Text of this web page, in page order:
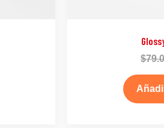
$